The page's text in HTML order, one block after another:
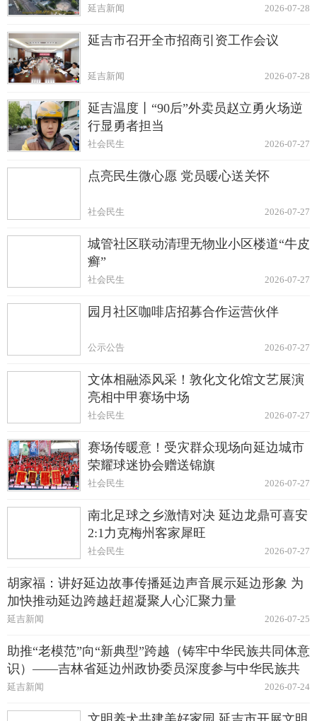
2026-07-28
延吉新闻
延吉市召开全市招商引资工作会议
2026-07-28
延吉新闻
延吉温度丨“90后”外卖员赵立勇火场逆
行显勇者担当
2026-07-27
社会民生
点亮民生微心愿 党员暖心送关怀
2026-07-27
社会民生
城管社区联动清理无物业小区楼道“牛皮
癣”
2026-07-27
社会民生
园月社区咖啡店招募合作运营伙伴
2026-07-27
公示公告
文体相融添风采！敦化文化馆文艺展演
亮相中甲赛场中场
2026-07-27
社会民生
赛场传暖意！受灾群众现场向延边城市
荣耀球迷协会赠送锦旗
2026-07-27
社会民生
南北足球之乡激情对决 延边龙鼎可喜安
2:1力克梅州客家犀旺
2026-07-27
社会民生
胡家福：讲好延边故事传播延边声音展示延边形象 为
加快推动延边跨越赶超凝聚人心汇聚力量
2026-07-25
延吉新闻
助推“老模范”向“新典型”跨越（铸牢中华民族共同体意
识）——吉林省延边州政协委员深度参与中华民族共
同体建设纪实
2026-07-24
延吉新闻